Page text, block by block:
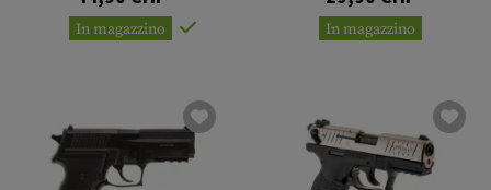
In magazzino In magazzino